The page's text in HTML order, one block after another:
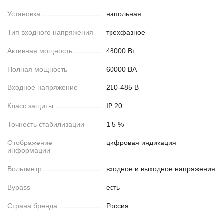
Установка напольная
Тип входного напряжения трехфазное
Активная мощность 48000 Вт
Полная мощность 60000 ВА
Входное напряжение 210-485 В
Класс защиты IP 20
Точность стабилизации 1.5 %
Отображение
информации
цифровая индикация
Вольтметр входное и выходное напряжения
Bypass есть
Страна бренда Россия